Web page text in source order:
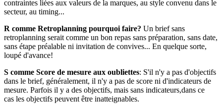
contraintes liées aux valeurs de la marques, au style convenu dans le
secteur, au timing...
R comme Retroplanning pourquoi faire? Un brief sans
retroplanning serait comme un bon repas sans préparation, sans date,
sans étape préalable ni invitation de convives... En quelque sorte,
loupé d'avance!
S comme Score de mesure aux oubliettes: S'il n'y a pas d'objectifs
dans le brief, généralement, il n'y a pas de score ni d'indicateurs de
mesure. Parfois il y a des objectifs, mais sans indicateurs,dans ce
cas les objectifs peuvent être inatteignables.